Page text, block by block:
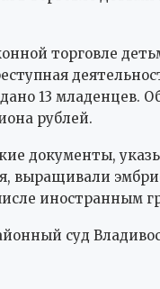
торговле
13 младенцев.
рублей.
документы,
выращивали
иностранным
суд